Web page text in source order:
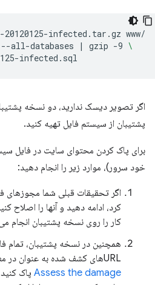
infected.tar.gz www/
--all-databases | gzip -9 \
اگر تصویر دیسک ندارید، دو نسخه
پشتیبان از سیستم فایل تهیه کنید.
برای پاک کردن محتوای سایت در فایل
خود سرور)، موارد زیر را انجام دهید:
اگر تحقیقات قبلی شما مجوزهای
کرد، ادامه دهید و آنها را اصلاح
کار را روی نسخه پشتیبان انجام
همچنین در نسخه پشتیبان، تمام
URL‌های کشف شده به عنوان در معرض خطر را از
Assess the damage پاک